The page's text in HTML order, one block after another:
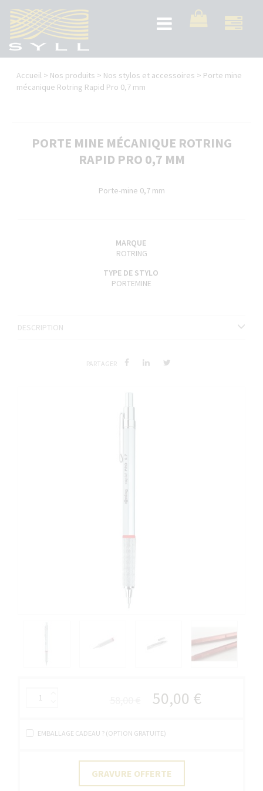
contenu
principal
Toggle
navigation
Vous
êtes
Accueil > Nos produits > Nos stylos et accessoires > Porte mine
mécanique Rotring Rapid Pro 0,7 mm
PORTE MINE MÉCANIQUE ROTRING
RAPID PRO 0,7 MM
Porte-mine 0,7 mm
MARQUE
ROTRING
TYPE DE STYLO
PORTEMINE
DESCRIPTION
PARTAGER
50,00 €
EMBALLAGE CADEAU ? (OPTION GRATUITE)
GRAVURE OFFERTE